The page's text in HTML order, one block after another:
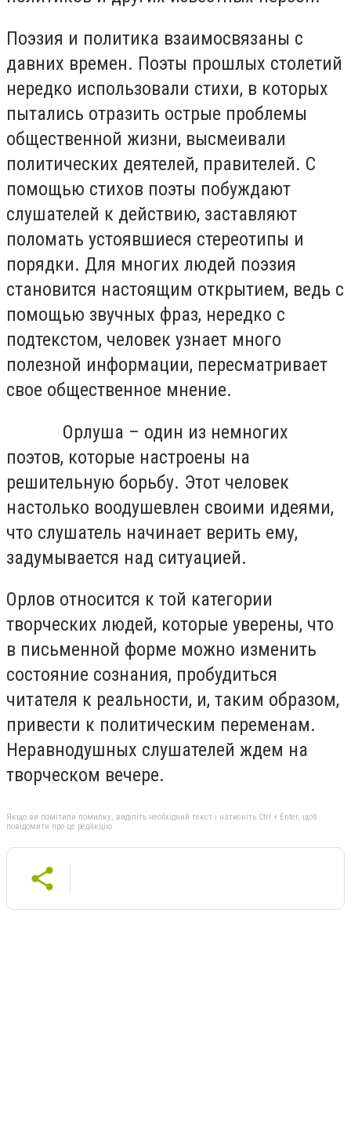
Поэзия и политика взаимосвязаны с
давних времен. Поэты прошлых столетий
нередко использовали стихи, в которых
пытались отразить острые проблемы
общественной жизни, высмеивали
политических деятелей, правителей. С
помощью стихов поэты побуждают
слушателей к действию, заставляют
поломать устоявшиеся стереотипы и
порядки. Для многих людей поэзия
становится настоящим открытием, ведь с
помощью звучных фраз, нередко с
подтекстом, человек узнает много
полезной информации, пересматривает
свое общественное мнение.
Орлуша – один из немногих
поэтов, которые настроены на
решительную борьбу. Этот человек
настолько воодушевлен своими идеями,
что слушатель начинает верить ему,
задумывается над ситуацией.
Орлов относится к той категории
творческих людей, которые уверены, что
в письменной форме можно изменить
состояние сознания, пробудиться
читателя к реальности, и, таким образом,
привести к политическим переменам.
Неравнодушных слушателей ждем на
творческом вечере.
Якщо ви помітили помилку, виділіть необхідний текст і натисніть Ctrl + Enter, щоб
повідомити про це редакцію